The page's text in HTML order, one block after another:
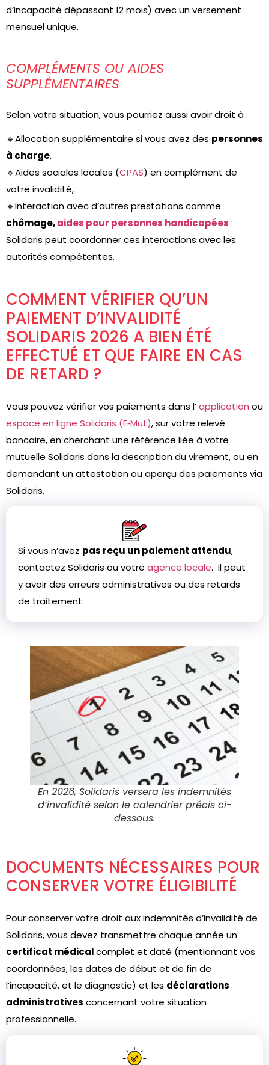
d’incapacité dépassant 12 mois) avec un versement
mensuel unique.
COMPLÉMENTS OU AIDES
SUPPLÉMENTAIRES
Selon votre situation, vous pourriez aussi avoir droit à :
🔹Allocation supplémentaire si vous avez des personnes
à charge,
🔹Aides sociales locales (CPAS) en complément de
votre invalidité,
🔹Interaction avec d’autres prestations comme
chômage,aides pour personnes handicapées :
Solidaris peut coordonner ces interactions avec les
autorités compétentes.
COMMENT VÉRIFIER QU’UN
PAIEMENT D’INVALIDITÉ
SOLIDARIS 2026 A BIEN ÉTÉ
EFFECTUÉ ET QUE FAIRE EN CAS
DE RETARD ?
Vous pouvez vérifier vos paiements dans l’application ou
espace en ligne Solidaris (E‑Mut), sur votre relevé
bancaire, en cherchant une référence liée à votre
mutuelle Solidaris dans la description du virement, ou en
demandant un attestation ou aperçu des paiements via
Solidaris.
Si vous n’avez pas reçu un paiement attendu,
contactez Solidaris ou votre agence locale. Il peut
y avoir des erreurs administratives ou des retards
de traitement.
En 2026, Solidaris versera les indemnités
d’invalidité selon le calendrier précis ci-
dessous.
DOCUMENTS NÉCESSAIRES POUR
CONSERVER VOTRE ÉLIGIBILITÉ
Pour conserver votre droit aux indemnités d’invalidité de
Solidaris, vous devez transmettre chaque année un
certificat médicalcomplet et daté (mentionnant vos
coordonnées, les dates de début et de fin de
l’incapacité, et le diagnostic) et les déclarations
administratives concernant votre situation
professionnelle.